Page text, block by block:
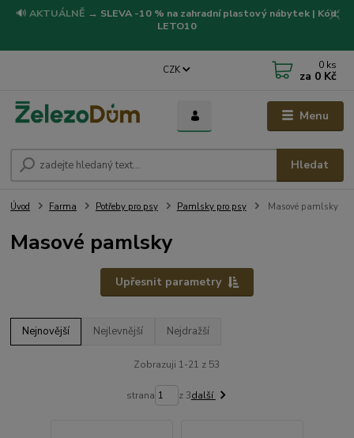
🔊 AKTUÁLNĚ → SLEVA -10 % na zahradní plastový nábytek | Kód:
LETO10
Menu
CZK
Hledat
0 ks
za 0 Kč
Úvod Farma Potřeby pro psy Pamlsky pro psy Masové pamlsky
Masové pamlsky
Upřesnit parametry
Nejnovější Nejlevnější Nejdražší
Zobrazuji 1-21 z 53
strana z 3další